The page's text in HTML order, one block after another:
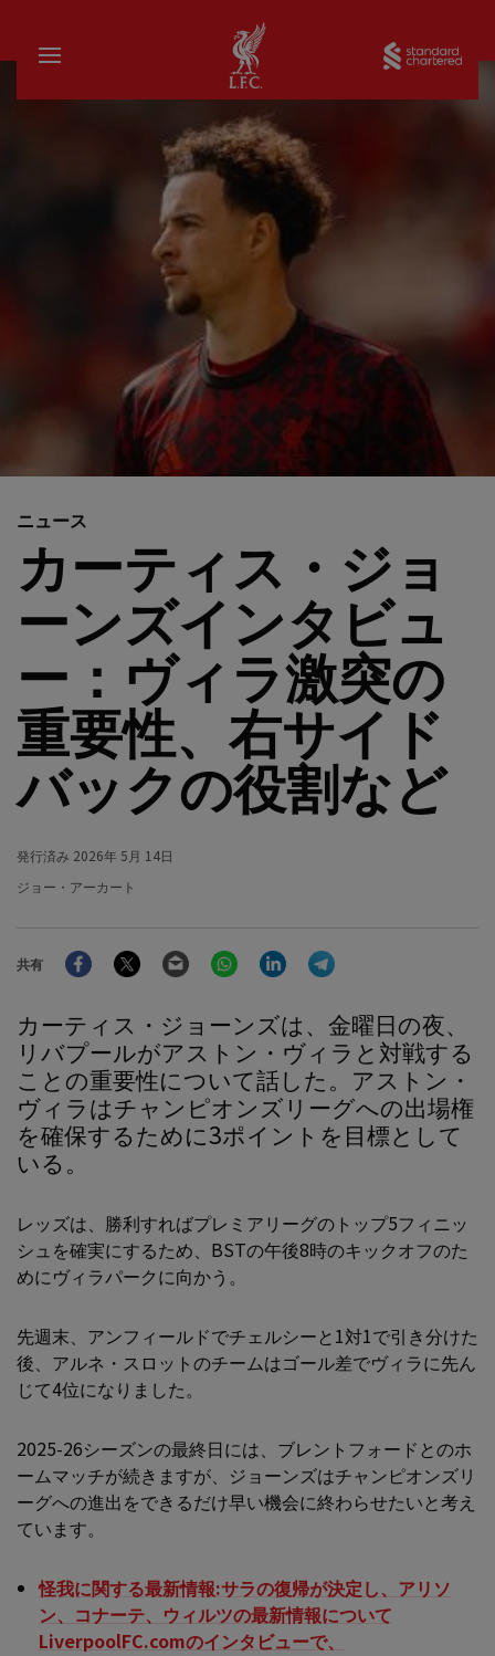
家
ニュース
カーティス・ジョ
ーンズインタビュ
ー：ヴィラ激突の
重要性、右サイド
バックの役割など
発行済み 2026年 5月 14日
ジョー・アーカート
共有
FacebookTwitter Email WhatsAppLinkedIn
カーティス・ジョーンズは、金曜日の夜、
リバプールがアストン・ヴィラと対戦する
ことの重要性について話した。アストン・
ヴィラはチャンピオンズリーグへの出場権
を確保するために3ポイントを目標として
いる。
レッズは、勝利すればプレミアリーグのトップ5フィニッ
シュを確実にするため、BSTの午後8時のキックオフのた
めにヴィラパークに向かう。
先週末、アンフィールドでチェルシーと1対1で引き分けた
後、アルネ・スロットのチームはゴール差でヴィラに先ん
じて4位になりました。
2025-26シーズンの最終日には、ブレントフォードとのホ
ームマッチが続きますが、ジョーンズはチャンピオンズリ
ーグへの進出をできるだけ早い機会に終わらせたいと考え
ています。
怪我に関する最新情報:サラの復帰が決定し、アリソ
ン、コナーテ、ウィルツの最新情報について
LiverpoolFC.comのインタビューで、